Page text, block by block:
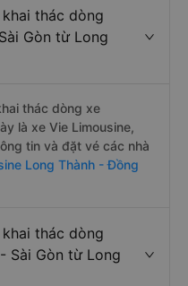
thác dòng
Gòn từ Long
thác dòng xe
là xe Vie Limousine,
tin và đặt vé các nhà
Long Thành - Đồng
thác dòng
Sài Gòn từ Long